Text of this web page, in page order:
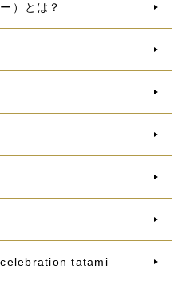
）とは？
celebration tatami